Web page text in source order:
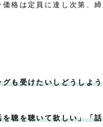
格は定員に達し次第、
グも受けたいしどうしよ
を聴を聴いて欲しい」「